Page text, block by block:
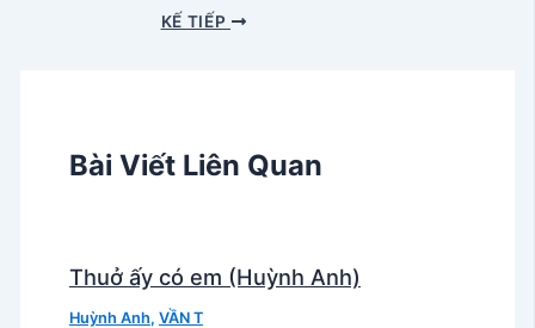
KẾ TIẾP
Bài Viết Liên Quan
Thuở ấy có em (Huỳnh Anh)
Huỳnh Anh, VẦN T